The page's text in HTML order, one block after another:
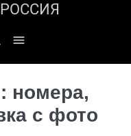

номера,
с фото